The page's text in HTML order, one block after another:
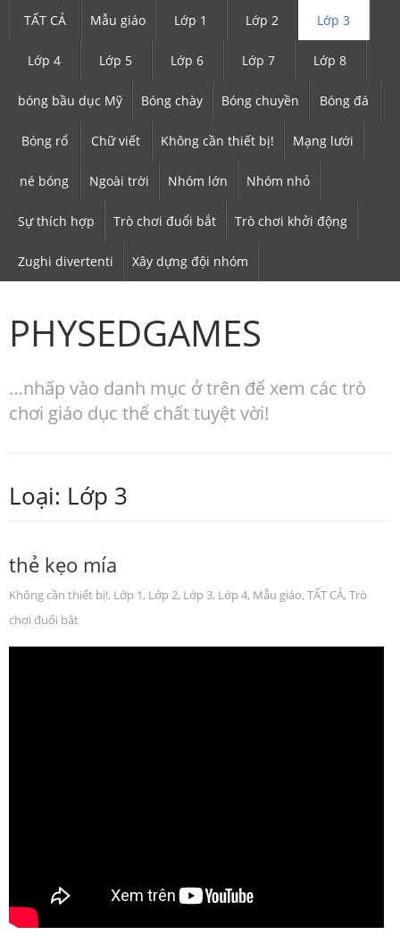
TẤT CẢ Mẫu giáo Lớp 1 Lớp 2 Lớp 3
Lớp 4 Lớp 5 Lớp 6 Lớp 7 Lớp 8
bóng bầu dục Mỹ Bóng chày Bóng chuyền Bóng đá
Bóng rổ Chữ viết Không cần thiết bị! Mạng lưới
né bóng Ngoài trời Nhóm lớn Nhóm nhỏ
Sự thích hợp Trò chơi đuổi bắt Trò chơi khởi động
Zughi divertenti Xây dựng đội nhóm
PHYSEDGAMES
…nhấp vào danh mục ở trên để xem các trò
chơi giáo dục thể chất tuyệt vời!
Loại: Lớp 3
thẻ kẹo mía
Không cần thiết bị!, Lớp 1, Lớp 2, Lớp 3, Lớp 4, Mẫu giáo, TẤT CẢ, Trò
chơi đuổi bắt